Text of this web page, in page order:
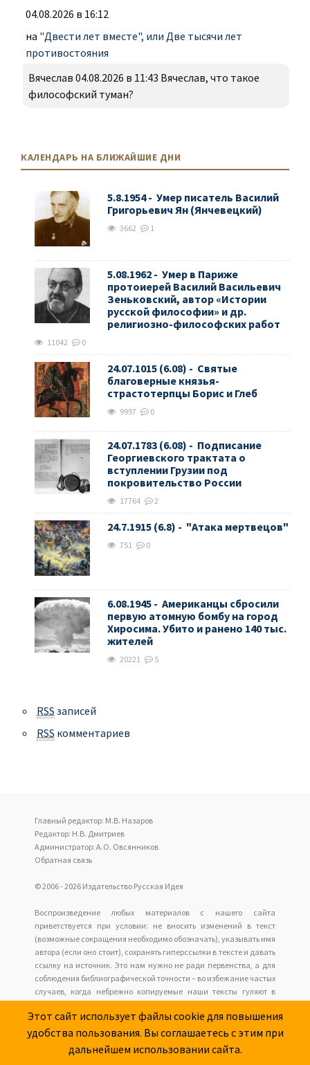
04.08.2026 в 16:12
на "Двести лет вместе", или Две тысячи лет
противостояния
Вячеслав 04.08.2026 в 11:43 Вячеслав, что такое
философский туман?
КАЛЕНДАРЬ НА БЛИЖАЙШИЕ ДНИ
5.8.1954 - Умер писатель Василий
Григорьевич Ян (Янчевецкий)
3662 1
5.08.1962 - Умер в Париже
протоиерей Василий Васильевич
Зеньковский, автор «Истории
русской философии» и др.
религиозно-философских работ
11042 0
24.07.1015 (6.08) - Святые
благоверные князья-
страстотерпцы Борис и Глеб
9997 0
24.07.1783 (6.08) - Подписание
Георгиевского трактата о
вступлении Грузии под
покровительство России
17764 2
24.7.1915 (6.8) - "Атака мертвецов"
751 0
6.08.1945 - Американцы сбросили
первую атомную бомбу на город
Хиросима. Убито и ранено 140 тыс.
жителей
20221 5
RSS записей
RSS комментариев
Главный редактор: М.В. Назаров
Редактор: Н.В. Дмитриев
Администратор: А.О. Овсянников
Обратная связь
© 2006 - 2026 Издательство Русская Идея
Воспроизведение любых материалов с нашего сайта
приветствуется при условии: не вносить изменений в текст
(возможные сокращения необходимо обозначать), указывать имя
автора (если оно стоит), сохранять гиперссылки в тексте и давать
ссылку на источник. Это нам нужно не ради первенства, а для
соблюдения библиографической точности – во избежание частых
случаев, когда небрежно копируемые наши тексты гуляют в
читателей нет возможности обратиться к оригиналу.
Наш сайт не имеет отношения к оформлению и содержанию
размещаемых сайтов рекламы.
Этот сайт использует файлы cookie для повышения
удобства пользования. Вы соглашаетесь с этим при
дальнейшем использовании сайта.